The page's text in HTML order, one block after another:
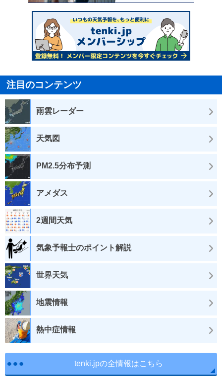
注目のコンテンツ
雨雲レーダー
天気図
PM2.5分布予測
アメダス
2週間天気
気象予報士のポイント解説
世界天気
地震情報
熱中症情報
tenki.jpの全情報はこちら